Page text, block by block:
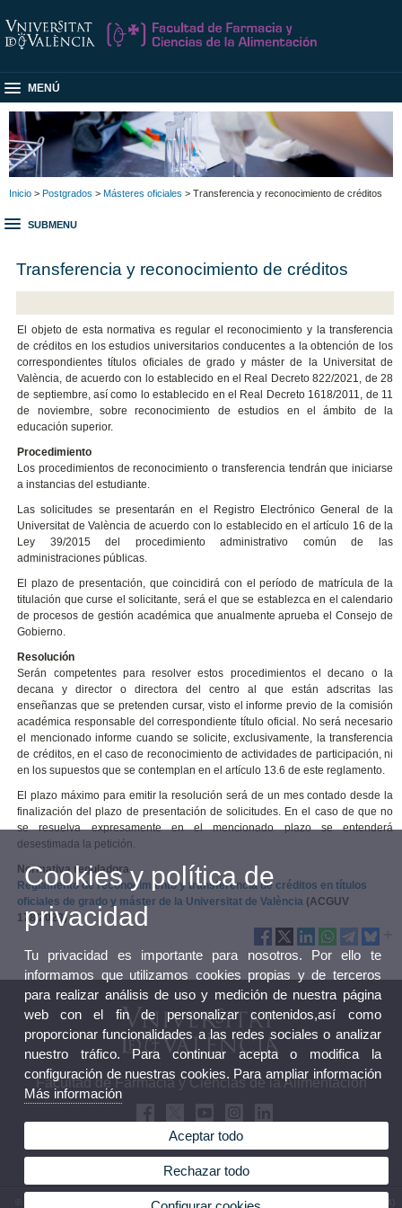
MENÚ
Inicio > Postgrados > Másteres oficiales > Transferencia y reconocimiento de créditos
SUBMENU
Transferencia y reconocimiento de créditos
El objeto de esta normativa es regular el reconocimiento y la transferencia
de créditos en los estudios universitarios conducentes a la obtención de los
correspondientes títulos oficiales de grado y máster de la Universitat de
València, de acuerdo con lo establecido en el Real Decreto 822/2021, de 28
de septiembre, así como lo establecido en el Real Decreto 1618/2011, de 11
de noviembre, sobre reconocimiento de estudios en el ámbito de la
educación superior.
Procedimiento
Los procedimientos de reconocimiento o transferencia tendrán que iniciarse
a instancias del estudiante.
Las solicitudes se presentarán en el Registro Electrónico General de la
Universitat de València de acuerdo con lo establecido en el artículo 16 de la
Ley 39/2015 del procedimiento administrativo común de las
administraciones públicas.
El plazo de presentación, que coincidirá con el período de matrícula de la
titulación que curse el solicitante, será el que se establezca en el calendario
de procesos de gestión académica que anualmente aprueba el Consejo de
Gobierno.
Resolución
Serán competentes para resolver estos procedimientos el decano o la
decana y director o directora del centro al que están adscritas las
enseñanzas que se pretenden cursar, visto el informe previo de la comisión
académica responsable del correspondiente título oficial. No será necesario
el mencionado informe cuando se solicite, exclusivamente, la transferencia
de créditos, en el caso de reconocimiento de actividades de participación, ni
en los supuestos que se contemplan en el artículo 13.6 de este reglamento.
El plazo máximo para emitir la resolución será de un mes contado desde la
finalización del plazo de presentación de solicitudes. En el caso de que no
se resuelva expresamente en el mencionado plazo se entenderá
desestimada la petición.
Normativa reguladora
Reglamento de reconocimiento y transferencia de créditos en títulos
oficiales de grado y máster de la Universitat de València (ACGUV
178/2023)
Facultad de Farmacia y Ciencias de la Alimentación
© 2026 UV. - Av. de Vicent Andrés Estellés 22 46100 Burjassot. Valencia. España. Tel (+34)
Cookies y política de
privacidad
Tu privacidad es importante para nosotros. Por ello te
informamos que utilizamos cookies propias y de terceros
para realizar análisis de uso y medición de nuestra página
web con el fin de personalizar contenidos,así como
proporcionar funcionalidades a las redes sociales o analizar
nuestro tráfico. Para continuar acepta o modifica la
configuración de nuestras cookies. Para ampliar información
Más información
Aceptar todo
Rechazar todo